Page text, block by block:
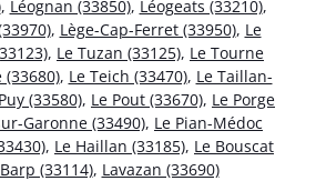
, Léognan (33850), Léogeats (33210),
, Lège-Cap-Ferret (33950), Le
, Le Tuzan (33125), Le Tourne
(33680), Le Teich (33470), Le Taillan-
(33580), Le Pout (33670), Le Porge
Garonne (33490), Le Pian-Médoc
, Le Haillan (33185), Le Bouscat
(33114), Lavazan (33690)